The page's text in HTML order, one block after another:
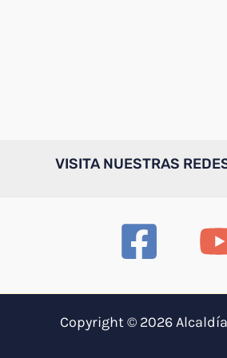
VISITA NUESTRAS
Copyright © 2026